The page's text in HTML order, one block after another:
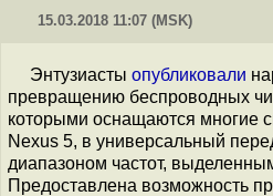
15.03.2018 11:07 (MSK)
Энтузиасты опубликовали
превращению беспроводных
которыми оснащаются многие
Nexus 5, в универсальный
диапазоном частот,
Предоставлена возможность